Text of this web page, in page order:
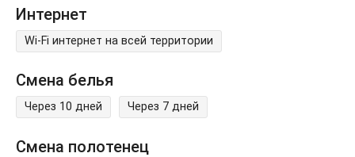
Интернет
Wi-Fi интернет на всей территории
Смена белья
Через 10 дней Через 7 дней
Смена полотенец